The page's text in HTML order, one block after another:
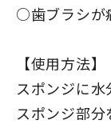
○歯ブラシが
【使用方法】
スポンジに水
スポンジ部